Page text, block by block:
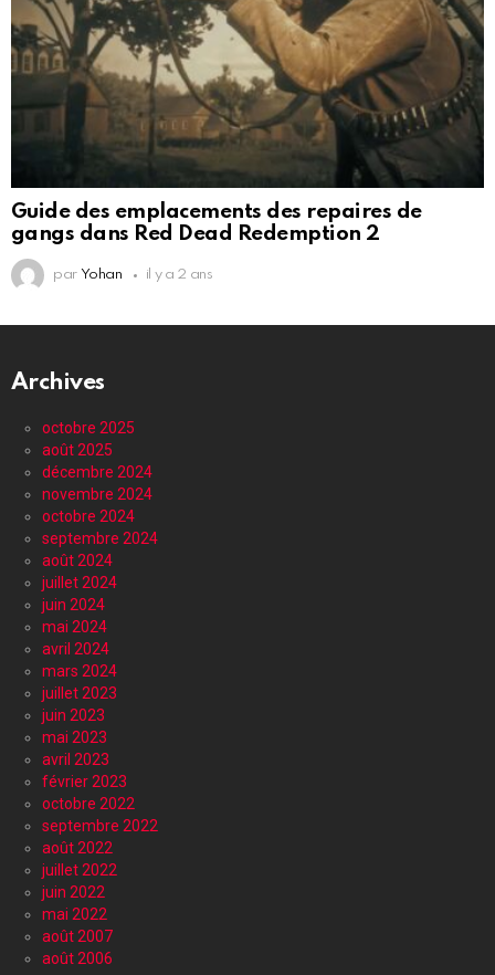
Guide des emplacements des repaires de
gangs dans Red Dead Redemption 2
par Yohan il y a 2 ans
Archives
octobre 2025
août 2025
décembre 2024
novembre 2024
octobre 2024
septembre 2024
août 2024
juillet 2024
juin 2024
mai 2024
avril 2024
mars 2024
juillet 2023
juin 2023
mai 2023
avril 2023
février 2023
octobre 2022
septembre 2022
août 2022
juillet 2022
juin 2022
mai 2022
août 2007
août 2006